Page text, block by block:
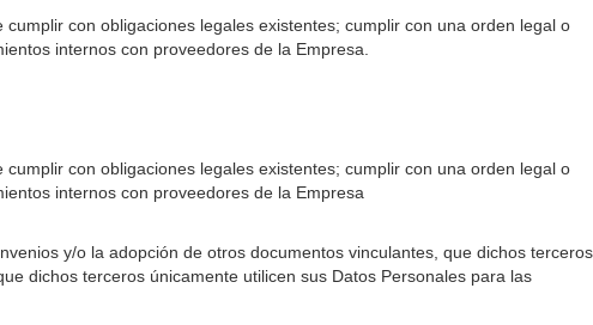
con obligaciones legales existentes; cumplir con una orden legal o
internos con proveedores de la Empresa.
con obligaciones legales existentes; cumplir con una orden legal o
internos con proveedores de la Empresa
y/o la adopción de otros documentos vinculantes, que dichos terceros
dichos terceros únicamente utilicen sus Datos Personales para las